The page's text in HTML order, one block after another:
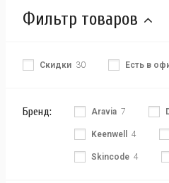
Фильтр товаров
Скидки 30 Есть в
Бренд: Aravia 7
Keenwell 4
Skincode 4